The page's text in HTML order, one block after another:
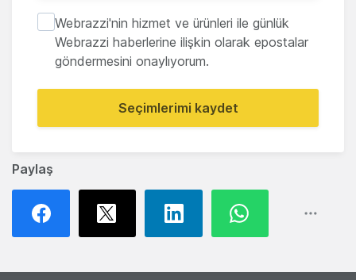
Paylaş
Webrazzi'nin hizmet ve ürünleri ile günlük
Webrazzi haberlerine ilişkin olarak epostalar
göndermesini onaylıyorum.
Seçimlerimi kaydet